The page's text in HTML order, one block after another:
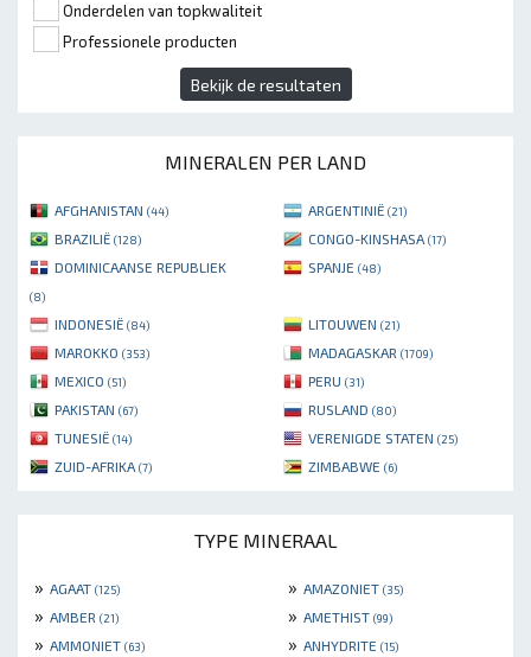
Onderdelen van topkwaliteit
Professionele producten
Bekijk de resultaten
MINERALEN PER LAND
AFGHANISTAN (44) ARGENTINIË (21)
BRAZILIË (128) CONGO-KINSHASA (17)
DOMINICAANSE REPUBLIEK
(8)
SPANJE (48)
INDONESIË (84) LITOUWEN (21)
MAROKKO (353) MADAGASKAR (1709)
MEXICO (51) PERU (31)
PAKISTAN (67) RUSLAND (80)
TUNESIË (14) VERENIGDE STATEN (25)
ZUID-AFRIKA (7) ZIMBABWE (6)
TYPE MINERAAL
» AGAAT (125) » AMAZONIET (35)
» AMBER (21) » AMETHIST (99)
» AMMONIET (63) » ANHYDRITE (15)